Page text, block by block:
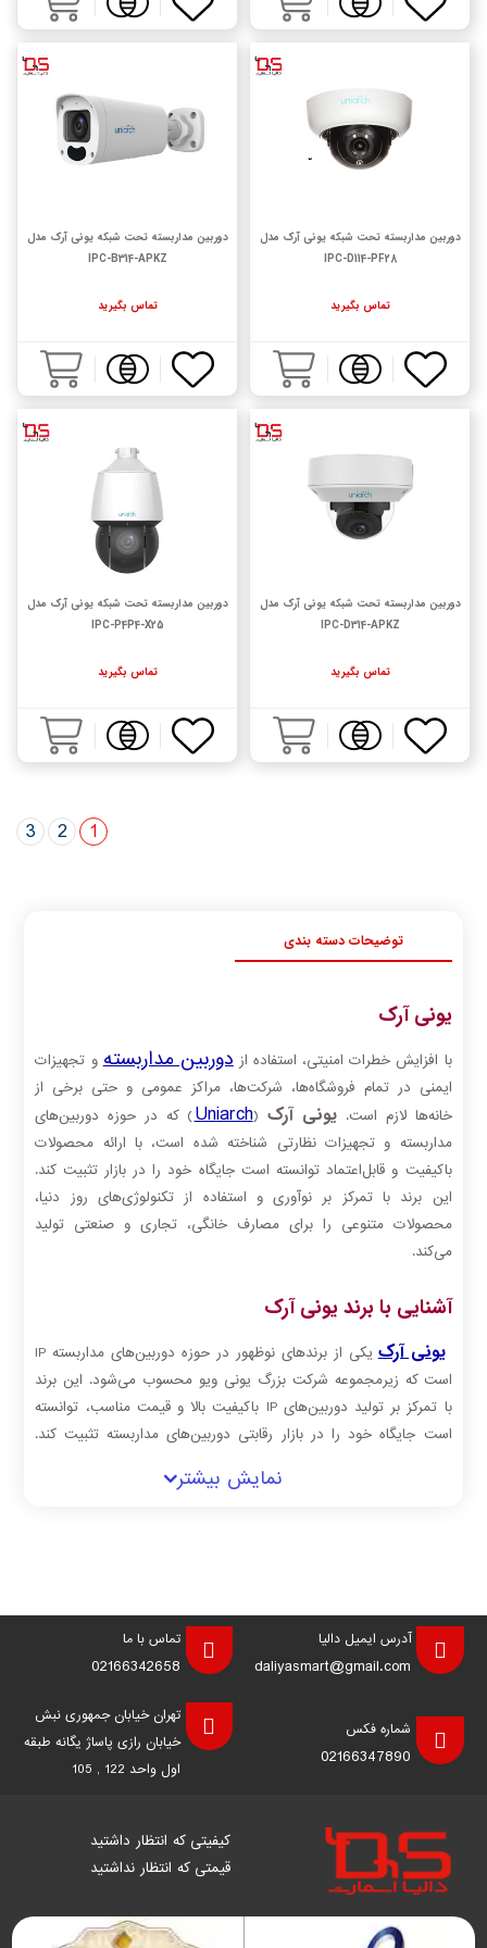
دوربین مداربسته تحت شبکه یونی آرک مدل
IPC-D114-PF28
تماس بگیرید
دوربین مداربسته تحت شبکه یونی آرک مدل
IPC-B314-APKZ
تماس بگیرید
دوربین مداربسته تحت شبکه یونی آرک مدل
IPC-D314-APKZ
تماس بگیرید
دوربین مداربسته تحت شبکه یونی آرک مدل
IPC-P4P4-X25
تماس بگیرید
1
2
3
توضیحات دسته بندی
یونی آرک
با افزایش خطرات امنیتی، استفاده ازدوربین‌ مداربستهو تجهیزات
ایمنی در تمام فروشگاه‌ها، شرکت‌ها، مراکز عمومی و حتی برخی از
خانه‌ها لازم است.یونی آرک (
Uniarch) که در حوزه دوربین‌های
مداربسته و تجهیزات نظارتی شناخته شده است، با ارائه محصولات
باکیفیت و قابل‌اعتماد توانسته است جایگاه خود را در بازار تثبیت کند.
این برند با تمرکز بر نوآوری و استفاده از تکنولوژی‌های روز دنیا،
محصولات متنوعی را برای مصارف خانگی، تجاری و صنعتی تولید
می‌کند.
آشنایی با برند یونی آرک
یونی آرک
یکی از برندهای نوظهور در حوزه دوربین‌های مداربسته IP
است که زیرمجموعه شرکت بزرگ یونی ویو محسوب می‌شود. این برند
با تمرکز بر تولید دوربین‌های IP باکیفیت بالا و قیمت مناسب، توانسته
است جایگاه خود را در بازار رقابتی دوربین‌های مداربسته تثبیت کند.
قابلیت‌های متنوع و پشتیبانی از استانداردهای بین‌المللی، موردتوجه
محصولات یونی آرک
نمایش بیشتر
آدرس ایمیل دالیا
daliyasmart@gmail.com
تماس با ما
02166342658
شماره فکس
02166347890
تهران خیابان جمهوری نبش
خیابان رازی پاساژ یگانه طبقه
اول واحد 122 , 105
کیفیتی که انتظار داشتید
قیمتی که انتظار نداشتید